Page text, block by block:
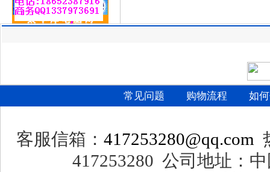
常见问题 购物流程 如
客服信箱： 417253280@qq.com
417253280 公司地址：